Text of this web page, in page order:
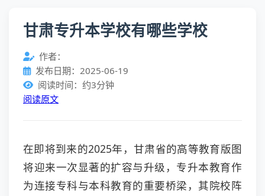
甘肃专升本学校有哪些学校
作者：
发布日期：2025-06-19
阅读时间：约3分钟
阅读原文
在即将到来的2025年，甘肃省的高等教育版图
将迎来一次显著的扩容与升级，专升本教育作
为连接专科与本科教育的重要桥梁，其院校阵